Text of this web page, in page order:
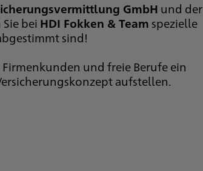
GmbH und der
bei HDI Fokken & Team spezielle
sind!
und freie Berufe ein
aufstellen.